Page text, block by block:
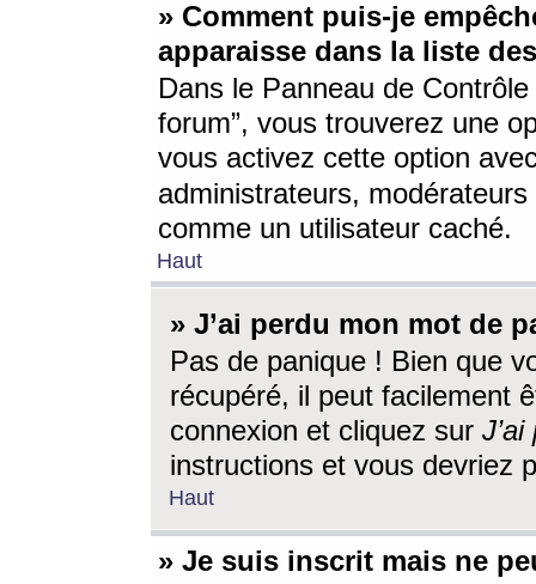
» Comment puis-je
apparaisse dans la liste
Dans le Panneau de
forum”, vous trouverez une
vous activez cette option
administrateurs,
comme un utilisateur caché.
Haut
» J’ai perdu mon mot de
Pas de panique ! Bien que
récupéré, il peut facilement
connexion et cliquez sur
instructions et vous devriez
Haut
» Je suis inscrit mais ne